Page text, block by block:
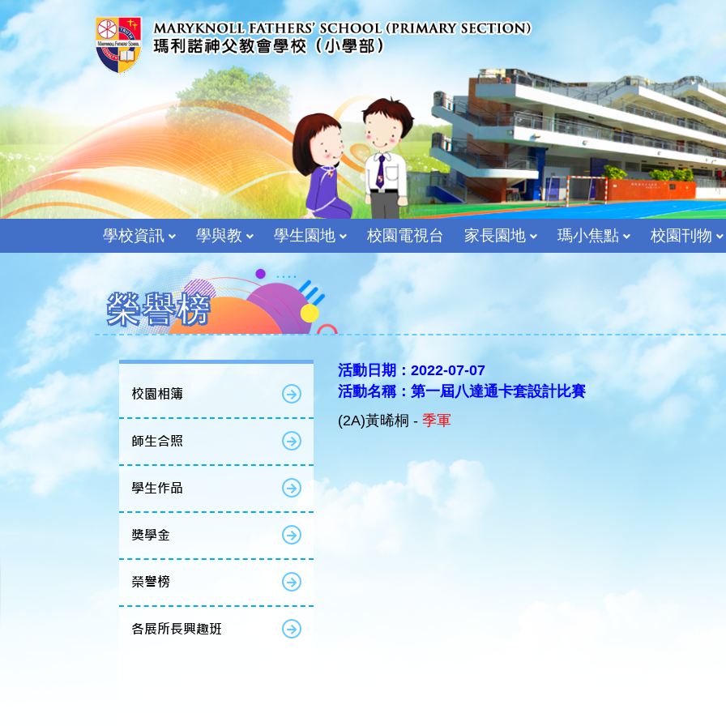
學校資訊 學與教 學生園地 校園電視台 家長園地 瑪小焦點 校園刊物
榮譽榜
校園相簿
師生合照
學生作品
獎學金
榮譽榜
各展所長興趣班
活動日期：2022-07-07
活動名稱：第一屆八達通卡套設計比賽
(2A)黃晞桐 - 季軍